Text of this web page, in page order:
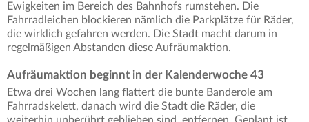
Ewigkeiten im Bereich des Bahnhofs rumstehen. Die
Fahrradleichen blockieren nämlich die Parkplätze für Räder,
die wirklich gefahren werden. Die Stadt macht darum in
regelmäßigen Abstanden diese Aufräumaktion.
Aufräumaktion beginnt in der Kalenderwoche 43
Etwa drei Wochen lang flattert die bunte Banderole am
Fahrradskelett, danach wird die Stadt die Räder, die